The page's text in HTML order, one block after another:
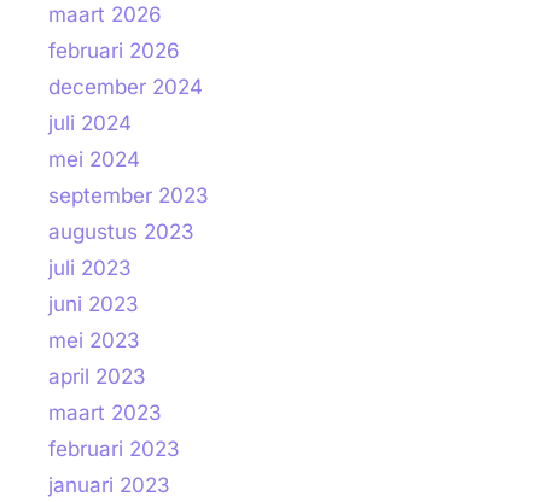
maart 2026
februari 2026
december 2024
juli 2024
mei 2024
september 2023
augustus 2023
juli 2023
juni 2023
mei 2023
april 2023
maart 2023
februari 2023
januari 2023